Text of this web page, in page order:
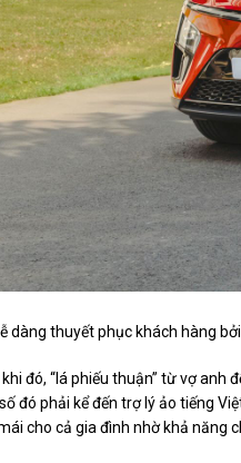
dàng thuyết phục khách hàng
đó, “lá phiếu thuận” từ vợ
đó phải kể đến trợ lý ảo tiếng
cho cả gia đình nhờ khả năng